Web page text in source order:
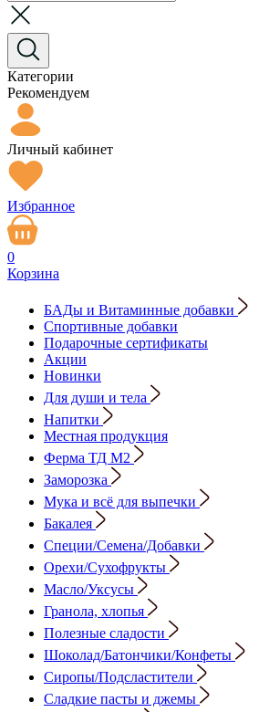
Категории
Рекомендуем
Личный кабинет
Избранное
0
Корзина
БАДы и Витаминные добавки
Спортивные добавки
Подарочные сертификаты
Акции
Новинки
Для души и тела
Напитки
Местная продукция
Ферма ТД М2
Заморозка
Мука и всё для выпечки
Бакалея
Специи/Семена/Добавки
Орехи/Сухофрукты
Масло/Уксусы
Гранола, хлопья
Полезные сладости
Шоколад/Батончики/Конфеты
Сиропы/Подсластители
Сладкие пасты и джемы